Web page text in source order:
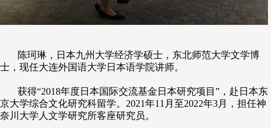
陈珂琳，日本九州大学经济学硕士，东北师范大学文学博
士， 现任大连外国语大学日本语学院讲师。
获得“2018年度日本国际交流基金日本研究项目”，赴日本东
京大学综合文化研究科留学。2021年1 1 月至2022年3月，担任神
奈川大学人文学研究所客座研究员。